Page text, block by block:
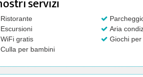
Ristorante
Escursioni
Aria
WiFi gratis
Giochi
Culla per bambini